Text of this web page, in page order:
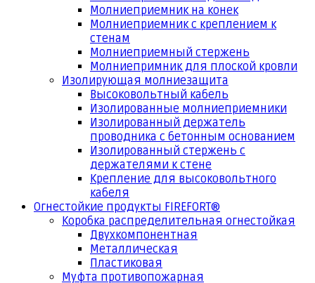
Молниеприемник на конек
Молниеприемник с креплением к
стенам
Молниеприемный стержень
Молниепримник для плоской кровли
Изолирующая молниезащита
Высоковольтный кабель
Изолированные молниеприемники
Изолированный держатель
проводника с бетонным основанием
Изолированный стержень с
держателями к стене
Крепление для высоковольтного
кабеля
Огнестойкие продукты FIREFORT®
Коробка распределительная огнестойкая
Двухкомпонентная
Металлическая
Пластиковая
Муфта противопожарная